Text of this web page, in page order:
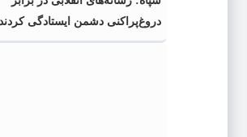
دروغ‌پراکنی دشمن ایستادگی